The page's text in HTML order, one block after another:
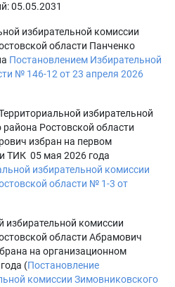
05.05.2031
избирательной комиссии
области Панченко
Постановлением Избирательной
№ 146-12 от 23 апреля 2026
избирательной
Ростовской области
избран на первом
ТИК 05 мая 2026 года
избирательной комиссии
области № 1-3 от
избирательной комиссии
области Абрамович
на организационном
(Постановление
комиссии Зимовниковского